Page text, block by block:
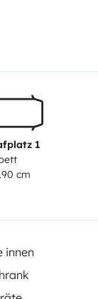
1
cm
innen